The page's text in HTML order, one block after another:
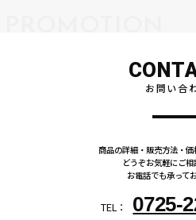
お問い合
商品の詳細・販売方法・価
どうぞお気軽にご相
お電話でも承って
TEL： 0725-